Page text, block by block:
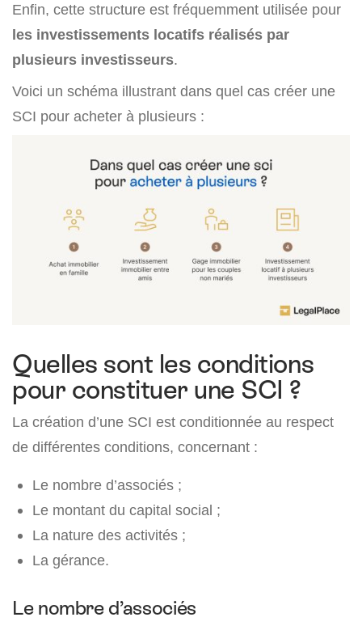
Enfin, cette structure est fréquemment utilisée pour
les investissements locatifs réalisés par
plusieurs investisseurs.
Voici un schéma illustrant dans quel cas créer une
SCI pour acheter à plusieurs :
Quelles sont les conditions
pour constituer une SCI ?
La création d’une SCI est conditionnée au respect
de différentes conditions, concernant :
Le nombre d’associés ;
Le montant du capital social ;
La nature des activités ;
La gérance.
Le nombre d’associés